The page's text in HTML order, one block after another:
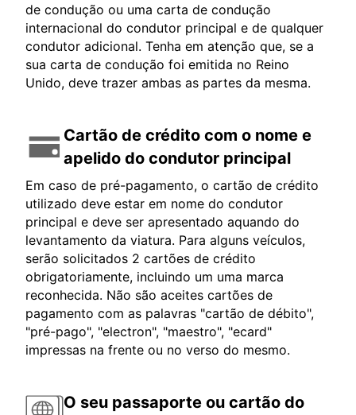
de condução ou uma carta de condução
internacional do condutor principal e de qualquer
condutor adicional. Tenha em atenção que, se a
sua carta de condução foi emitida no Reino
Unido, deve trazer ambas as partes da mesma.
Cartão de crédito com o nome e
apelido do condutor principal
Em caso de pré-pagamento, o cartão de crédito
utilizado deve estar em nome do condutor
principal e deve ser apresentado aquando do
levantamento da viatura. Para alguns veículos,
serão solicitados 2 cartões de crédito
obrigatoriamente, incluindo um uma marca
reconhecida. Não são aceites cartões de
pagamento com as palavras "cartão de débito",
"pré-pago", "electron", "maestro", "ecard"
impressas na frente ou no verso do mesmo.
O seu passaporte ou cartão do